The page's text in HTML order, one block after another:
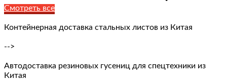
Смотреть все
Контейнерная доставка стальных листов из Китая
-->
Автодоставка резиновых гусениц для спецтехники из
Китая